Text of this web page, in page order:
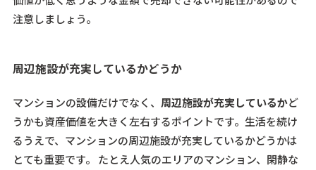
注意しましょう。
周辺施設が充実しているかどうか
マンションの設備だけでなく、 周辺施設が充実しているかど
うかも資産価値を大きく左右するポイントです。生活を続け
るうえで、マンションの周辺施設が充実しているかどうかは
とても重要です。 たとえ人気のエリアのマンション、閑静な